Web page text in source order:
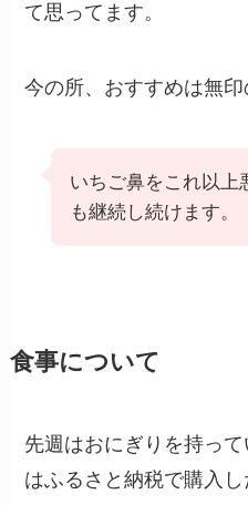
て思ってます。
今の所、おすすめは無印
いちご鼻をこれ以上
も継続し続けます。
食事について
先週はおにぎりを持っ
はふるさと納税で購入し